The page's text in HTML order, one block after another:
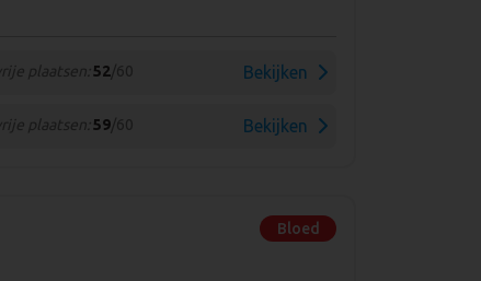
vrije plaatsen: 52/60 Bekijken
vrije plaatsen: 59/60 Bekijken
Bloed